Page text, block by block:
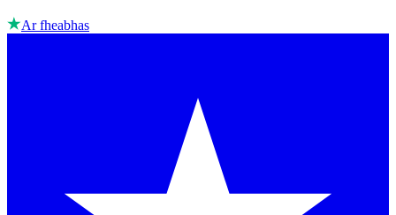
Ar fheabhas